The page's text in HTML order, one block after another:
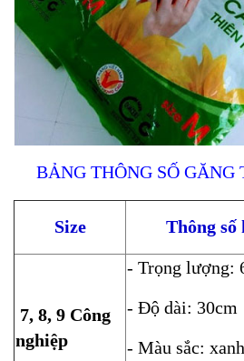
BẢNG THÔNG SỐ GĂNG
Size Thông
7, 8, 9 Công
nghiệp
- Trọng lượng:
- Độ dài: 30cm
- Màu sắc: